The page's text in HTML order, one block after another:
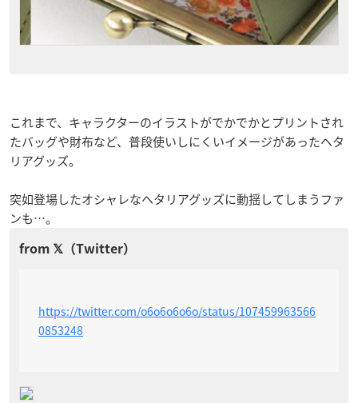
これまで、キャラクターのイラストがでかでかとプリントされ
たバッグや財布など、普段使いしにくいイメージがあったヘタ
リアグッズ。
突如登場したオシャレなヘタリアグッズに動揺してしまうファ
ンも…。
https://twitter.com/o6o6o6o6o/status/107459963566
0853248